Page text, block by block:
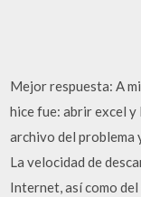
Mejor respuesta: A
hice fue: abrir excel y
archivo del problema
La velocidad de
Internet, así como